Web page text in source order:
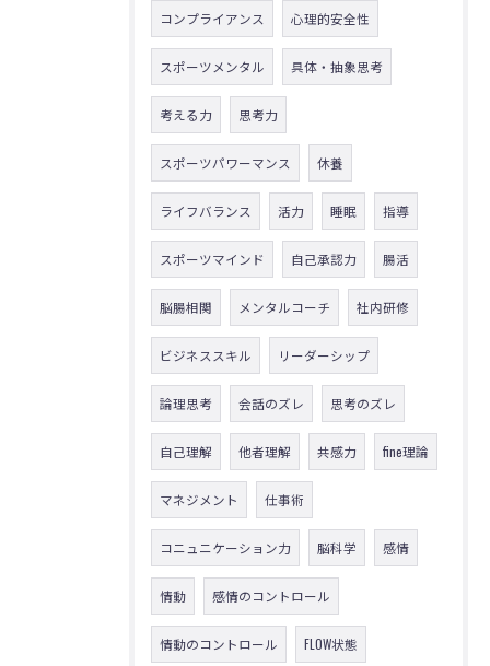
コンプライアンス 心理的安全性
スポーツメンタル 具体・抽象思考
考える力 思考力
スポーツパワーマンス 休養
ライフバランス 活力 睡眠 指導
スポーツマインド 自己承認力 腸活
脳腸相関 メンタルコーチ 社内研修
ビジネススキル リーダーシップ
論理思考 会話のズレ 思考のズレ
自己理解 他者理解 共感力 fine理論
マネジメント 仕事術
コニュニケーション力 脳科学 感情
情動 感情のコントロール
情動のコントロール FLOW状態